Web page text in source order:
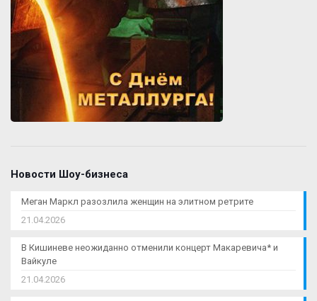
Новости Шоу-бизнеса
Меган Маркл разозлила женщин на элитном ретрите
21.04.2026
В Кишиневе неожиданно отменили концерт Макаревича* и
Вайкуле
21.04.2026